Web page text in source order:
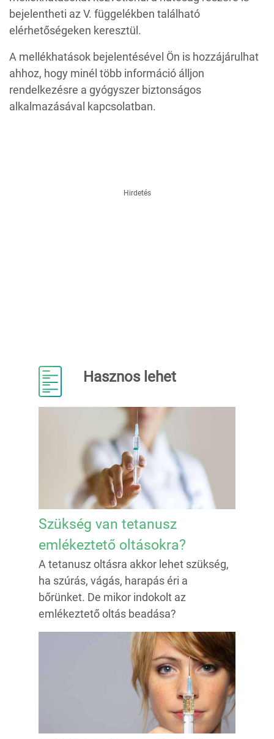
bejelentheti az V. függelékben található
elérhetőségeken keresztül.
A mellékhatások bejelentésével Ön is hozzájárulhat
ahhoz, hogy minél több információ álljon
rendelkezésre a gyógyszer biztonságos
alkalmazásával kapcsolatban.
Hirdetés
Hasznos lehet
Szükség van tetanusz
emlékeztető oltásokra?
A tetanusz oltásra akkor lehet szükség,
ha szúrás, vágás, harapás éri a
bőrünket. De mikor indokolt az
emlékeztető oltás beadása?